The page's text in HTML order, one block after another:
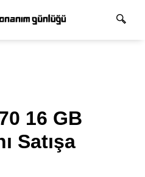
16 GB
Satışa